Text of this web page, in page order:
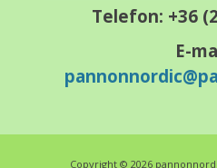
Telefon: +36
E-
Copyright © 2026